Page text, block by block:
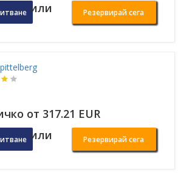
или Резервирай сега
от 317.21 EUR
или Резервирай сега